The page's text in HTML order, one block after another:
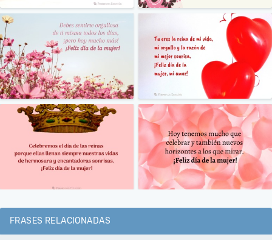
FRASES RELACIONADAS